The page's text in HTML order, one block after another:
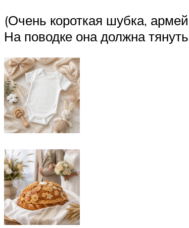
(Очень короткая шубка,
На поводке она должна